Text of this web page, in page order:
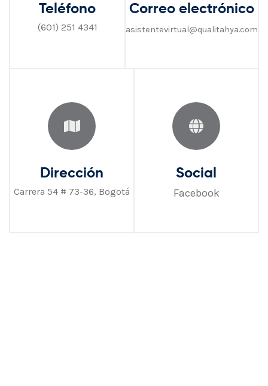
Teléfono
(601) 251 4341
Correo electrónico
asistentevirtual@qualitahya.com
Dirección
Carrera 54 # 73-36, Bogotá
Social
Facebook